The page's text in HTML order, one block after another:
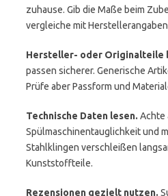
zuhause. Gib die Maße beim
vergleiche mit
Hersteller- oder Originalteile
passen sicherer. Generische
Prüfe aber Passform und
Technische Daten lesen. Achte
Spülmaschinentauglichkeit und
Stahlklingen verschleißen
Kunststoffteile.
Rezensionen gezielt nutzen.